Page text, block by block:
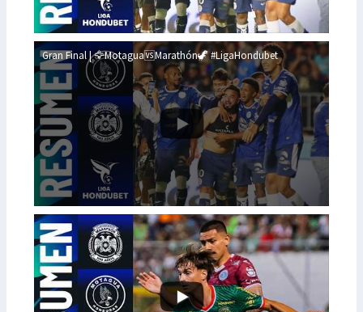
Gran Final | 🦅Motagua🆚Marathón🦖 #LigaHondubet